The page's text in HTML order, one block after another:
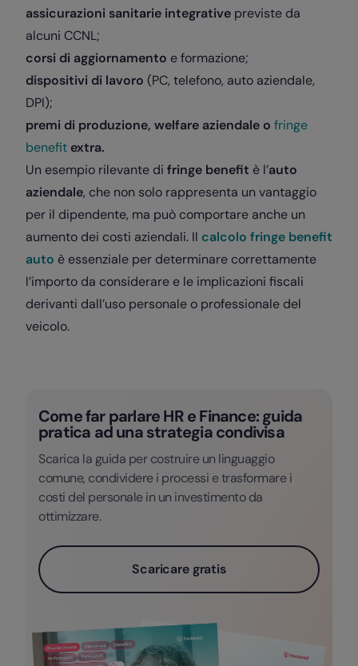
assicurazioni sanitarie integrative previste da
alcuni CCNL;
corsi di aggiornamento e formazione;
dispositivi di lavoro (PC, telefono, auto aziendale,
DPI);
premi di produzione, welfare aziendale o fringe
benefit extra.
Un esempio rilevante di fringe benefit è l’auto
aziendale, che non solo rappresenta un vantaggio
per il dipendente, ma può comportare anche un
aumento dei costi aziendali. Il calcolo fringe benefit
auto è essenziale per determinare correttamente
l’importo da considerare e le implicazioni fiscali
derivanti dall’uso personale o professionale del
veicolo.
Come far parlare HR e Finance: guida
pratica ad una strategia condivisa
Scarica la guida per costruire un linguaggio
comune, condividere i processi e trasformare i
costi del personale in un investimento da
ottimizzare.
Scaricare gratis